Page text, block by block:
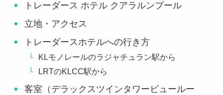
トレーダース ホテル クアラルンプール
立地・アクセス
トレーダースホテルへの行き方
KLモノレールのラジャチュラン駅から
LRTのKLCC駅から
客室（デラックスツインタワービュールー